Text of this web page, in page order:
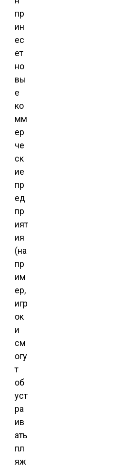
пр
ин
ес
ет
но
вы
е
ко
мм
ер
че
ск
ие
пр
ед
пр
ият
ия
(на
пр
им
ер,
игр
ок
и
см
огу
т
об
уст
ра
ив
ать
пл
яж